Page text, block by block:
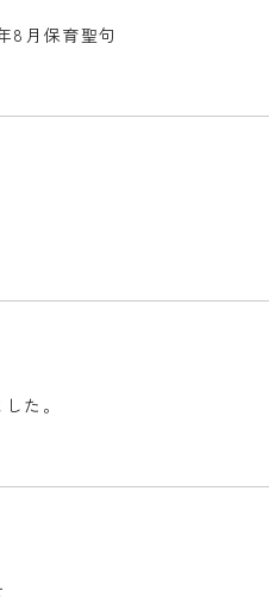
8月保育聖句
た。